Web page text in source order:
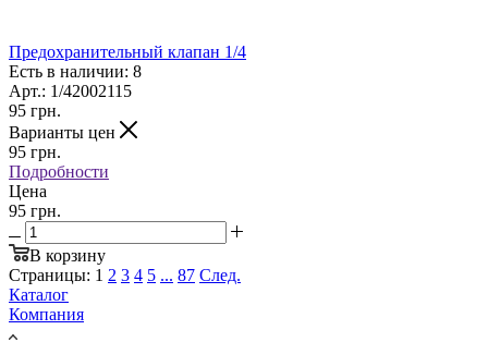
Предохранительный клапан 1/4
Есть в наличии: 8
Арт.: 1/42002115
95 грн.
Варианты цен
95 грн.
Подробности
Цена
95 грн.
В корзину
Страницы: 1 2 3 4 5 ... 87 След.
Каталог
Компания